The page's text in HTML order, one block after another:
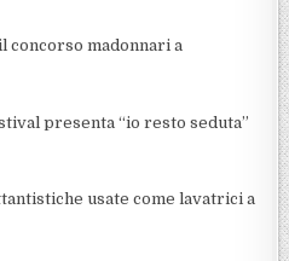
concorso madonnari a
presenta “io resto seduta”
usate come lavatrici a